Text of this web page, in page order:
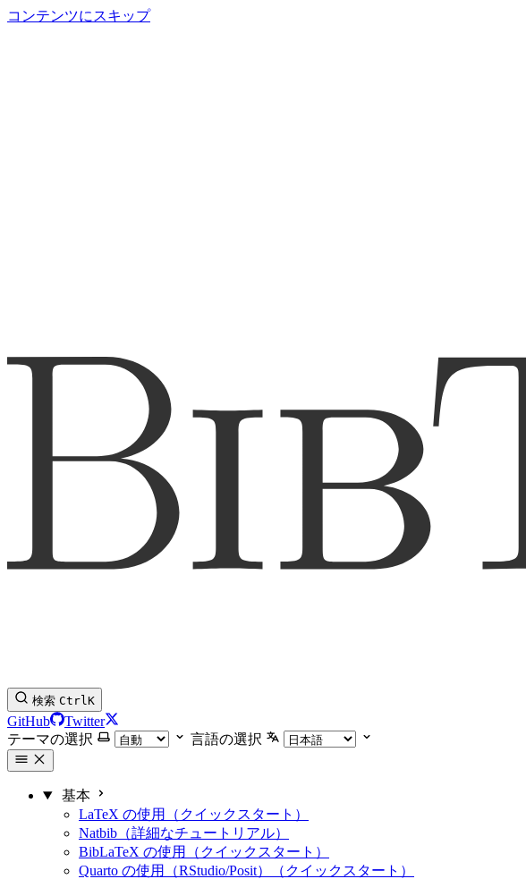
コンテンツにスキップ
検索 CtrlK
GitHub
Twitter
テーマの選択
言語の選択
基本
LaTeX の使用（クイックスタート）
Natbib（詳細なチュートリアル）
BibLaTeX の使用（クイックスタート）
Quarto の使用（RStudio/Posit）（クイックスタート）